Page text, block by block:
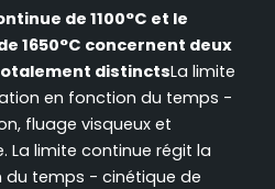
de 1100°C et le
1650°C concernent deux
distinctsLa limite
en fonction du temps -
fluage visqueux et
limite continue régit la
temps - cinétique de